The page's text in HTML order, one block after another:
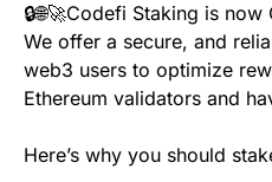
🔒🌐🚀Codefi Staking is
We offer a secure, and
web3 users to optimize
Ethereum validators and
Here’s why you should